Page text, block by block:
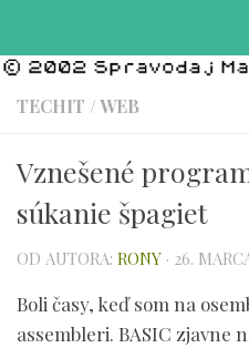
TECHIT /WEB
Vznešené
súkanie špagiet
OD AUTORA: RONY · 26.
Boli časy, keď som na
assembleri. BASIC zjavne